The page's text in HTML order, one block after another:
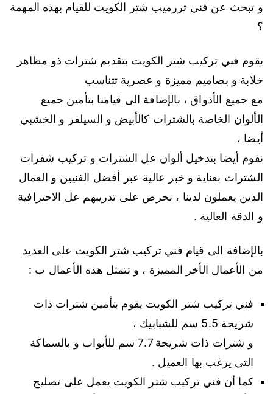
و تبحث عن فني تررميب شتر الكويت للقيام بهذه المهمة
؟
يقوم فني تركيب شتر الكويت بتقديم شترات ذو مظاهر
خلابة و بصاميم مميزة و عصرية تتناسب
مع جميع الأذواق ، بالإضافة الى قيامنا بتأمين جميع
الألوان الخاصة بالشترات كالأبيض و السيلفر و الخشبي
أيضا ،
نقوم أيضا بتدخيل ألوان عل الشترات و تركيب شفرات
الشترات بعناية و خبر عالية عبر أفضل الفنيين و العمال
الذين يعملون لدينا ، نحرص على تدريبهم عل الاحترافية
و الدقة العالية .
بالإضافة الى قيام فني تركيب شتر الكويت على العديد
من الأعمال الأخر المميزة ، و تتمثل هذه الأعمال ب :
فني تركيب شتر الكويت يقوم بتأمين شترات ذات
شريحة 5.5 سم للشبابيك ،
و شترات ذات شريحة 7.7 سم للأبواب و بالسماكة
التي يرغب بها العميل .
كما أن فني تركيب شتر الكويت يعمل على تصليح